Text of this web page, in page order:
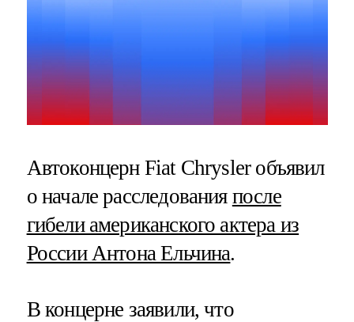
Автоконцерн Fiat Chrysler объявил
о начале расследования после
гибели американского актера из
России Антона Ельчина.
В концерне заявили, что